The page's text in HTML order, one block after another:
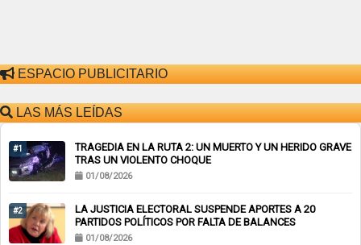
ESPACIO PUBLICITARIO
LAS MÁS LEÍDAS
#1
TRAGEDIA EN LA RUTA 2: UN MUERTO Y UN HERIDO GRAVE
TRAS UN VIOLENTO CHOQUE
01/08/2026
#2
LA JUSTICIA ELECTORAL SUSPENDE APORTES A 20
PARTIDOS POLÍTICOS POR FALTA DE BALANCES
01/08/2026